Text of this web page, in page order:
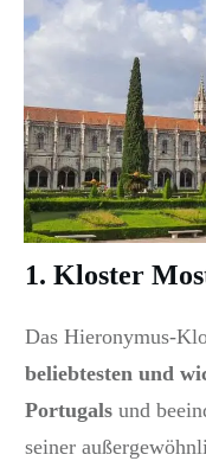
1. Kloster
Das Hieronymus-
beliebtesten und
Portugals und
seiner